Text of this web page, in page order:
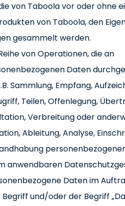
von Taboola vor oder ohne
von Taboola, den
gesammelt werden.
von Operationen, die an
Daten
Sammlung, Empfang,
Teilen, Offenlegung,
Verbreitung oder
Ableitung, Analyse,
anwendbaren
Daten im
und/oder der Begriff